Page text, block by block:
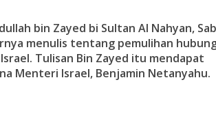
bin Zayed bi Sultan Al Nahyan,
menulis tentang pemulihan
Tulisan Bin Zayed itu mendapat
Menteri Israel, Benjamin Netanyahu.